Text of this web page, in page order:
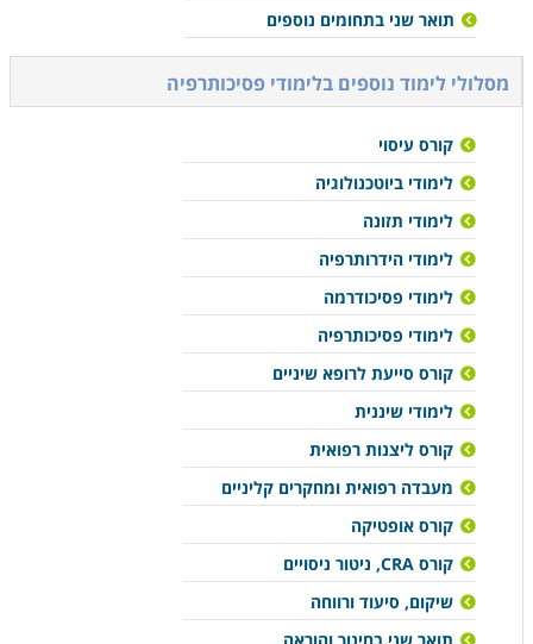
תואר שני בתחומים נוספים
מסלולי לימוד נוספים בלימודי פסיכותרפיה
קורס עיסוי
לימודי ביוטכנולוגיה
לימודי תזונה
לימודי הידרותרפיה
לימודי פסיכודרמה
לימודי פסיכותרפיה
קורס סייעת לרופא שיניים
לימודי שיננית
קורס ליצנות רפואית
מעבדה רפואית ומחקרים קליניים
קורס אופטיקה
קורס CRA, ניטור ניסויים
שיקום, סיעוד ורווחה
תואר שני בחינוך והוראה